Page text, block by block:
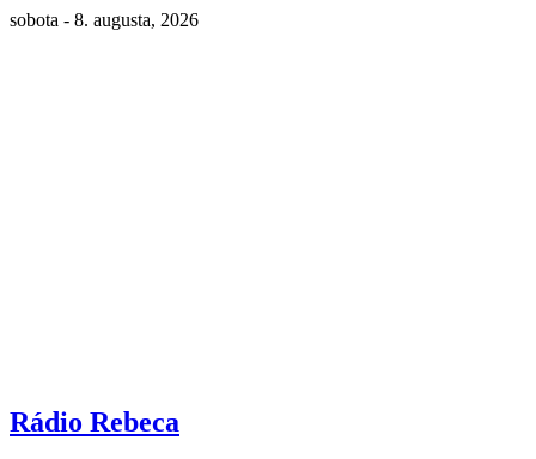
sobota - 8. augusta, 2026
Rádio Rebeca